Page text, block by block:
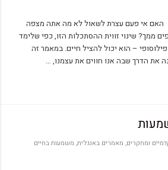
האם אי פעם עצרת לשאול לא מה אתה מצפה
ממך? שינוי זווית ההסתכלות הזו, כפי שלימד
פילוסופי – הוא יכול להציל חיים. במאמר זה
את הדרך שבה אנו חווים את עצמנו, …
ומחקרים, מאמרים באנגלית, משמעות בחיים